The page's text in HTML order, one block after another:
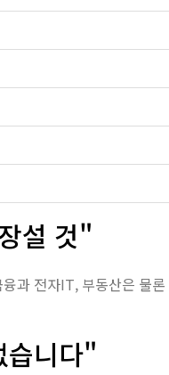
설 것"
습니다"